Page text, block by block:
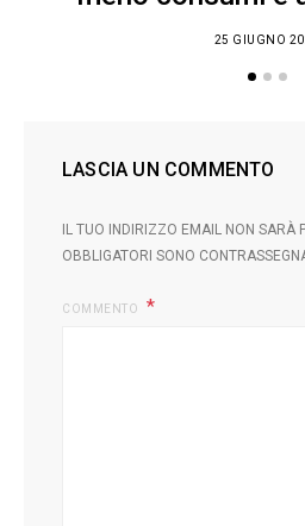
25 GIUGNO
LASCIA UN COMMENTO
IL TUO INDIRIZZO EMAIL NON SARÀ
OBBLIGATORI SONO
COMMENTO